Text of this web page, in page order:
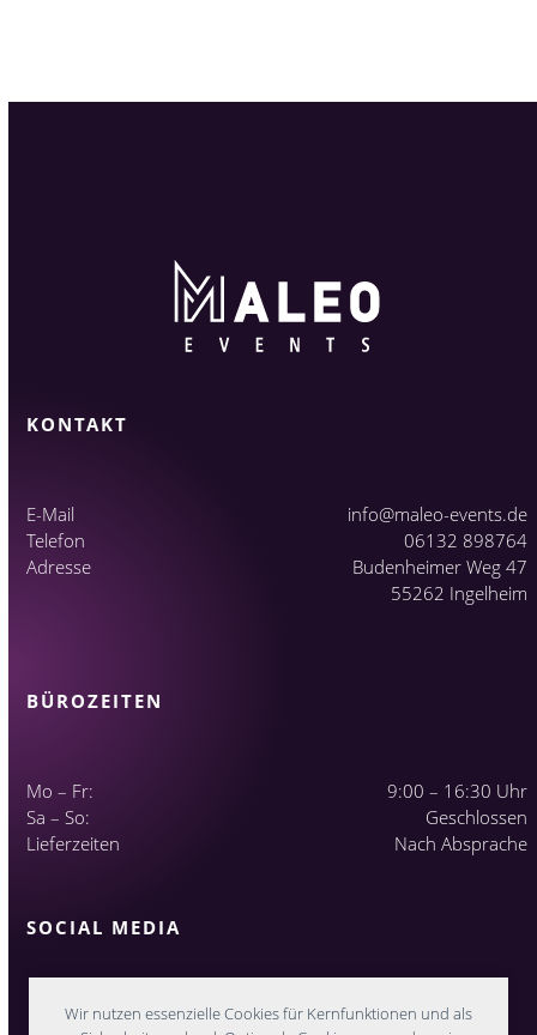
Wir nutzen essenzielle Cookies für Kernfunktionen und als
KONTAKT
E-Mail
info@maleo-events.de
Telefon
06132 898764
Adresse
Budenheimer Weg 47
55262 Ingelheim
BÜROZEITEN
Mo – Fr:
9:00 – 16:30 Uhr
Sa – So:
Geschlossen
Lieferzeiten
Nach Absprache
SOCIAL MEDIA